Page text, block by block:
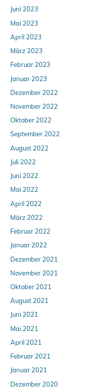
Juni 2023
Mai 2023
April 2023
März 2023
Februar 2023
Januar 2023
Dezember 2022
November 2022
Oktober 2022
September 2022
August 2022
Juli 2022
Juni 2022
Mai 2022
April 2022
März 2022
Februar 2022
Januar 2022
Dezember 2021
November 2021
Oktober 2021
August 2021
Juni 2021
Mai 2021
April 2021
Februar 2021
Januar 2021
Dezember 2020